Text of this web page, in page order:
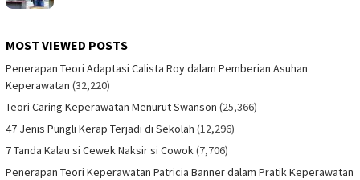
MOST VIEWED POSTS
Penerapan Teori Adaptasi Calista Roy dalam Pemberian Asuhan
Keperawatan (32,220)
Teori Caring Keperawatan Menurut Swanson (25,366)
47 Jenis Pungli Kerap Terjadi di Sekolah (12,296)
7 Tanda Kalau si Cewek Naksir si Cowok(7,706)
Penerapan Teori Keperawatan Patricia Banner dalam Pratik Keperawatan